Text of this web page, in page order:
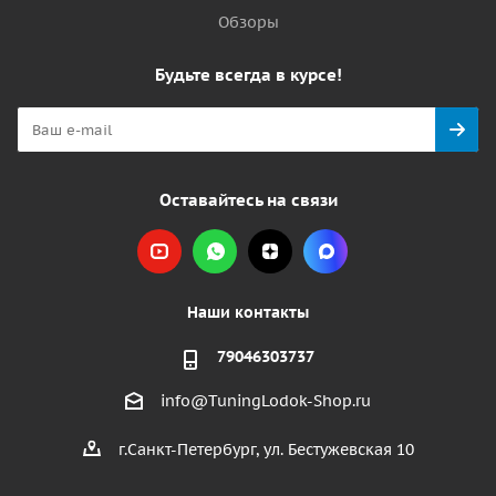
Обзоры
Будьте всегда в курсе!
Оставайтесь на связи
Наши контакты
79046303737
info@TuningLodok-Shop.ru
г.Санкт-Петербург, ул. Бестужевская 10